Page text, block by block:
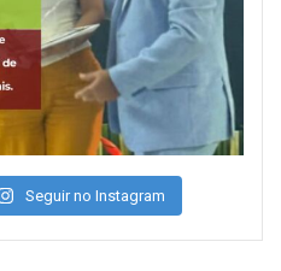
Seguir no Instagram